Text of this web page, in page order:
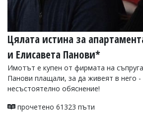
Цялата истина за
и Елисавета Панови*
Имотът е купен от фирмата на
Панови плащали, за да живеят в него -
несъстоятелно обяснение!
прочетено 61323 пъти